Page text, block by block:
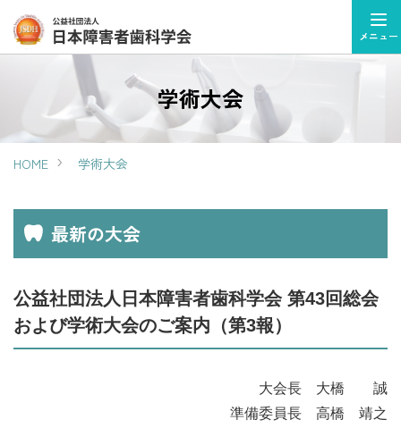
メニュー
学術大会
HOME 学術大会
最新の大会
公益社団法人日本障害者歯科学会 第43回総会
および学術大会のご案内（第3報）
大会長 大橋 誠
準備委員長 高橋 靖之